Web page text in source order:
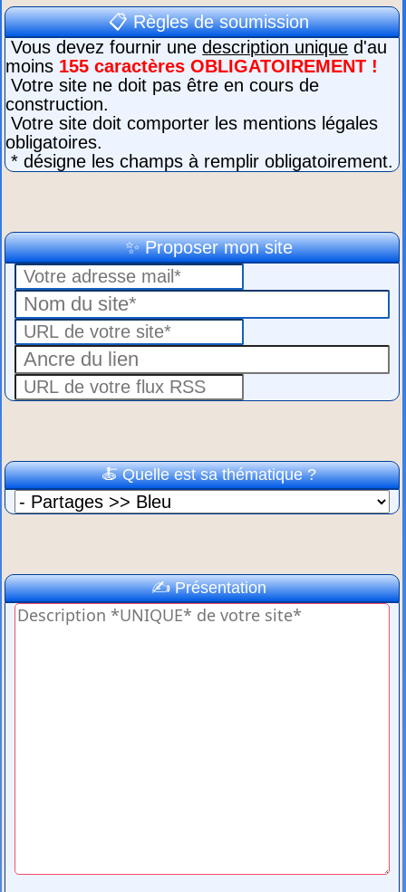
📋 Règles de soumission
Vous devez fournir unedescription unique d'au
moins 155 caractères OBLIGATOIREMENT !
Votre site ne doit pas être en cours de
construction.
Votre site doit comporter les mentions légales
obligatoires.
* désigne les champs à remplir obligatoirement.
✨ Proposer mon site
🍝 Quelle est sa thématique ?
✍️ Présentation